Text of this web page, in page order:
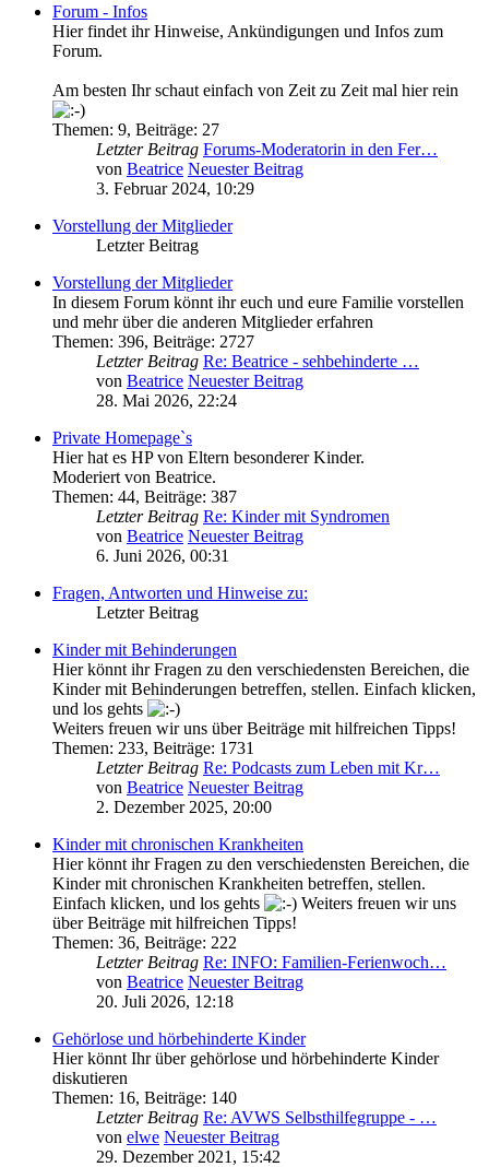
Forum - Infos
Hier findet ihr Hinweise, Ankündigungen und Infos zum
Forum.
Am besten Ihr schaut einfach von Zeit zu Zeit mal hier rein
Themen: 9, Beiträge: 27
Letzter Beitrag Forums-Moderatorin in den Fer…
von Beatrice Neuester Beitrag
3. Februar 2024, 10:29
Vorstellung der Mitglieder
Letzter Beitrag
Vorstellung der Mitglieder
In diesem Forum könnt ihr euch und eure Familie vorstellen
und mehr über die anderen Mitglieder erfahren
Themen: 396, Beiträge: 2727
Letzter Beitrag Re: Beatrice - sehbehinderte …
von Beatrice Neuester Beitrag
28. Mai 2026, 22:24
Private Homepage`s
Hier hat es HP von Eltern besonderer Kinder.
Moderiert von Beatrice.
Themen: 44, Beiträge: 387
Letzter Beitrag Re: Kinder mit Syndromen
von Beatrice Neuester Beitrag
6. Juni 2026, 00:31
Fragen, Antworten und Hinweise zu:
Letzter Beitrag
Kinder mit Behinderungen
Hier könnt ihr Fragen zu den verschiedensten Bereichen, die
Kinder mit Behinderungen betreffen, stellen. Einfach klicken,
und los gehts
Weiters freuen wir uns über Beiträge mit hilfreichen Tipps!
Themen: 233, Beiträge: 1731
Letzter Beitrag Re: Podcasts zum Leben mit Kr…
von Beatrice Neuester Beitrag
2. Dezember 2025, 20:00
Kinder mit chronischen Krankheiten
Hier könnt ihr Fragen zu den verschiedensten Bereichen, die
Kinder mit chronischen Krankheiten betreffen, stellen.
Einfach klicken, und los gehts
Weiters freuen wir uns
über Beiträge mit hilfreichen Tipps!
Themen: 36, Beiträge: 222
Letzter Beitrag Re: INFO: Familien-Ferienwoch…
von Beatrice Neuester Beitrag
20. Juli 2026, 12:18
Gehörlose und hörbehinderte Kinder
Hier könnt Ihr über gehörlose und hörbehinderte Kinder
diskutieren
Themen: 16, Beiträge: 140
Letzter Beitrag Re: AVWS Selbsthilfegruppe - …
von elwe Neuester Beitrag
29. Dezember 2021, 15:42